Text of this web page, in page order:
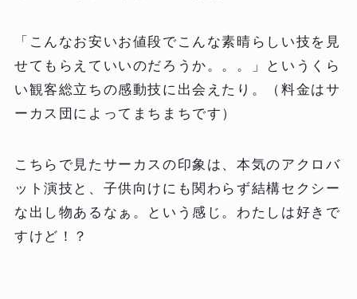
「こんなお安いお値段でこんな素晴らしい技を見
せてもらえていいのだろうか。。。」というくら
い観客総立ちの感動技に出会えたり。（料金はサ
ーカス団によってまちまちです）
こちらで見たサーカスの印象は、本気のアクロバ
ット演技と、子供向けにも関わらず結構セクシー
な出し物あるなぁ。という感じ。わたしは好きで
すけど！？